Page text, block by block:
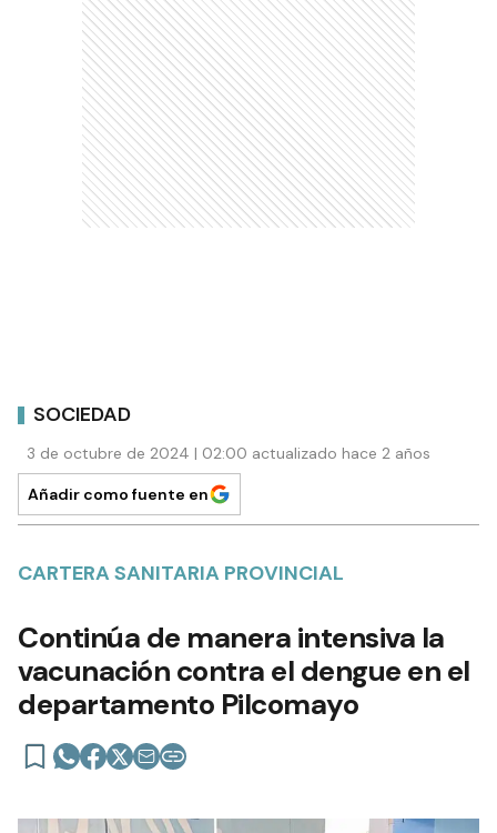
SOCIEDAD
3 de octubre de 2024 | 02:00 actualizado hace 2 años
Añadir como fuente en
CARTERA SANITARIA PROVINCIAL
Continúa de manera intensiva la
vacunación contra el dengue en el
departamento Pilcomayo